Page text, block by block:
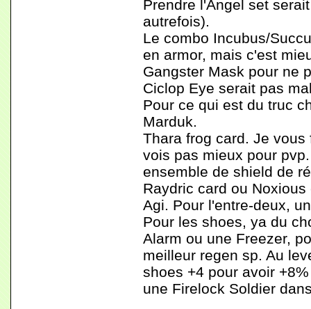
Prendre l'Angel set
autrefois).
Le combo Incubus/
en armor, mais c'est
Gangster Mask pour ne
Ciclop Eye serait pas
Pour ce qui est du truc
Marduk.
Thara frog card. Je
vois pas mieux pour
ensemble de shield de
Raydric card ou
Agi. Pour l'entre-deux,
Pour les shoes, ya du
Alarm ou une Freezer,
meilleur regen sp. Au
shoes +4 pour avoir
une Firelock Soldier